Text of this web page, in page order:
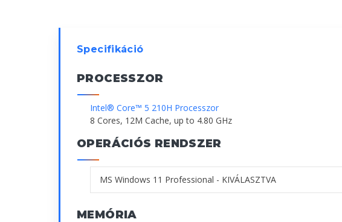
Specifikáció
PROCESSZOR
Intel® Core™ 5 210H Processzor
8 Cores, 12M Cache, up to 4.80 GHz
OPERÁCIÓS RENDSZER
MEMÓRIA